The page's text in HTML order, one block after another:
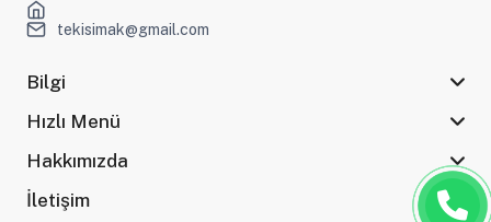
tekisimak@gmail.com
Bilgi
Hızlı Menü
Hakkımızda
İletişim